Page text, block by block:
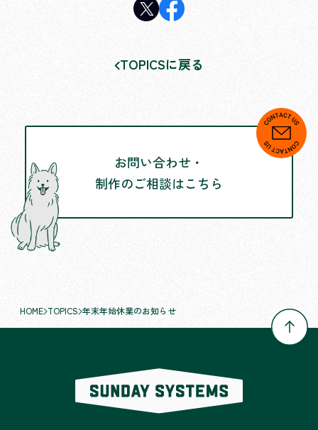
TOPICSに戻る
お問い合わせ・
制作のご相談はこちら
HOME TOPICS 年末年始休業のお知らせ